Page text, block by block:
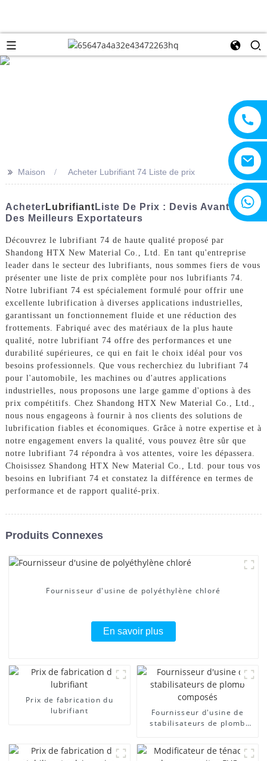
>> Maison Acheter Lubrifiant 74 Liste de prix
Acheter Lubrifiant Liste De Prix : Devis Avantageux
Des Meilleurs Exportateurs
Découvrez le lubrifiant 74 de haute qualité proposé par
Shandong HTX New Material Co., Ltd. En tant qu'entreprise
leader dans le secteur des lubrifiants, nous sommes fiers de vous
présenter une liste de prix complète pour nos lubrifiants 74.
Notre lubrifiant 74 est spécialement formulé pour offrir une
excellente lubrification à diverses applications industrielles,
garantissant un fonctionnement fluide et une réduction des
frottements. Fabriqué avec des matériaux de la plus haute
qualité, notre lubrifiant 74 offre des performances et une
durabilité supérieures, ce qui en fait le choix idéal pour vos
besoins professionnels. Que vous recherchiez du lubrifiant 74
pour l'automobile, les machines ou d'autres applications
industrielles, nous proposons une large gamme d'options à des
prix compétitifs. Chez Shandong HTX New Material Co., Ltd.,
nous nous engageons à fournir à nos clients des solutions de
lubrification fiables et économiques. Grâce à notre expertise et à
notre engagement envers la qualité, vous pouvez être sûr que
notre lubrifiant 74 répondra à vos attentes, voire les dépassera.
Choisissez Shandong HTX New Material Co., Ltd. pour tous vos
besoins en lubrifiant 74 et constatez la différence en termes de
performance et de rapport qualité-prix.
Produits Connexes
Fournisseur d'usine de polyéthylène chloré
En savoir plus
Prix ​​de fabrication du
lubrifiant
Fournisseur d'usine de
stabilisateurs de plomb